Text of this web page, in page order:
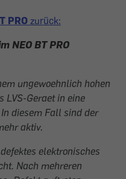
PROzurück:
NEO BT PRO
ungewoehnlich hohen
LVS-Geraet in eine
diesem Fall sind der
aktiv.
elektronisches
Nach mehreren